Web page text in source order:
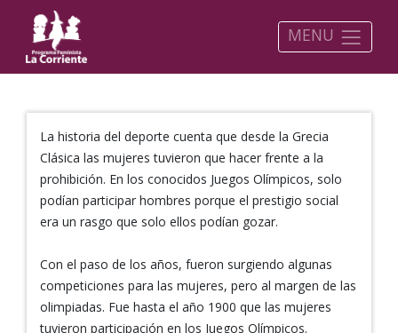
MENU
La historia del deporte cuenta que desde la Grecia
Clásica las mujeres tuvieron que hacer frente a la
prohibición. En los conocidos Juegos Olímpicos, solo
podían participar hombres porque el prestigio social
era un rasgo que solo ellos podían gozar.
Con el paso de los años, fueron surgiendo algunas
competiciones para las mujeres, pero al margen de las
olimpiadas. Fue hasta el año 1900 que las mujeres
tuvieron participación en los Juegos Olímpicos.